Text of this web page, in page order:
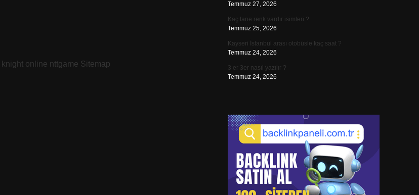
knight online nttgame Sitemap
Temmuz 27, 2026
Kaç tane renk vardır isimleri ?
Temmuz 25, 2026
Kayseri İstanbul arası otobüsle kaç saat ?
Temmuz 24, 2026
3 er 3er nasıl yazılır ?
Temmuz 24, 2026